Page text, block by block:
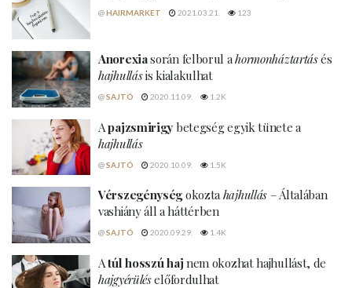
@HAIRMARKET 2021.03.21. 123
Anorexiasorán felborul ahormonháztartásés
hajhullásis kialakulhat
@SAJTÓ 2020.11.09. 1.2K
Apajzsmirigy betegség egyik tünete a
hajhullás
@SAJTÓ 2020.10.09. 1.5K
Vérszegénység okoztahajhullás – Általában
vashiány áll a háttérben
@SAJTÓ 2020.09.29. 1.4K
Atúl hosszú haj nem okozhat hajhullást, de
hajgyérüléselőfordulhat